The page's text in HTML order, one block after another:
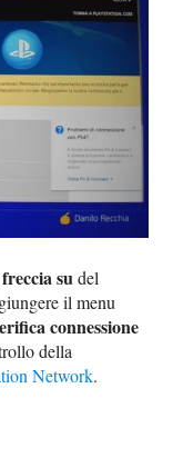
freccia sudel
il menu
connessione
della
Network.